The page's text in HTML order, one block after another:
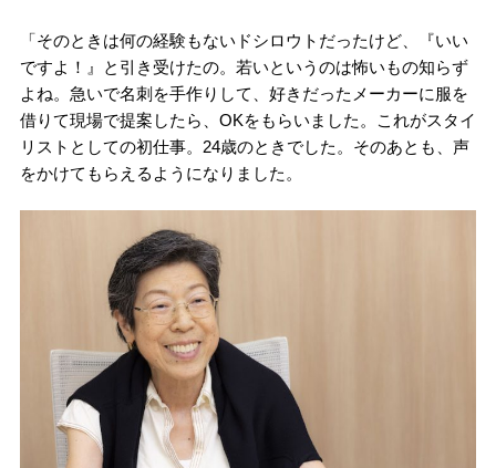
「そのときは何の経験もないドシロウトだったけど、『いい
ですよ！』と引き受けたの。若いというのは怖いもの知らず
よね。急いで名刺を手作りして、好きだったメーカーに服を
借りて現場で提案したら、OKをもらいました。これがスタイ
リストとしての初仕事。24歳のときでした。そのあとも、声
をかけてもらえるようになりました。